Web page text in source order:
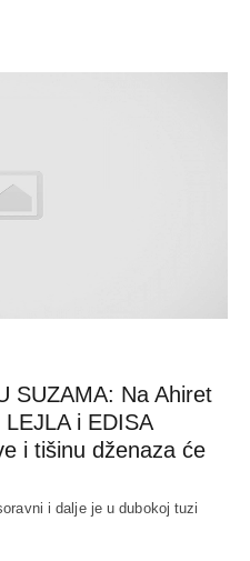
SUZAMA: Na Ahiret
i EDISA
i tišinu dženaza će
i dalje je u dubokoj tuzi